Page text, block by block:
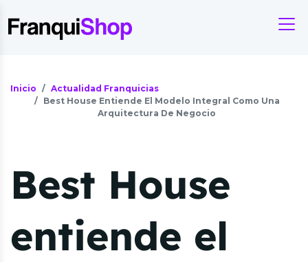
Inicio
Actualidad Franquicias
Best House Entiende El Modelo Integral Como Una
Arquitectura De Negocio
Best House
entiende el